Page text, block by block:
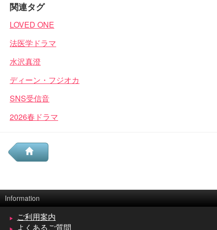
関連タグ
LOVED ONE
法医学ドラマ
水沢真澄
ディーン・フジオカ
SNS受信音
2026春ドラマ
Information
ご利用案内
よくあるご質問